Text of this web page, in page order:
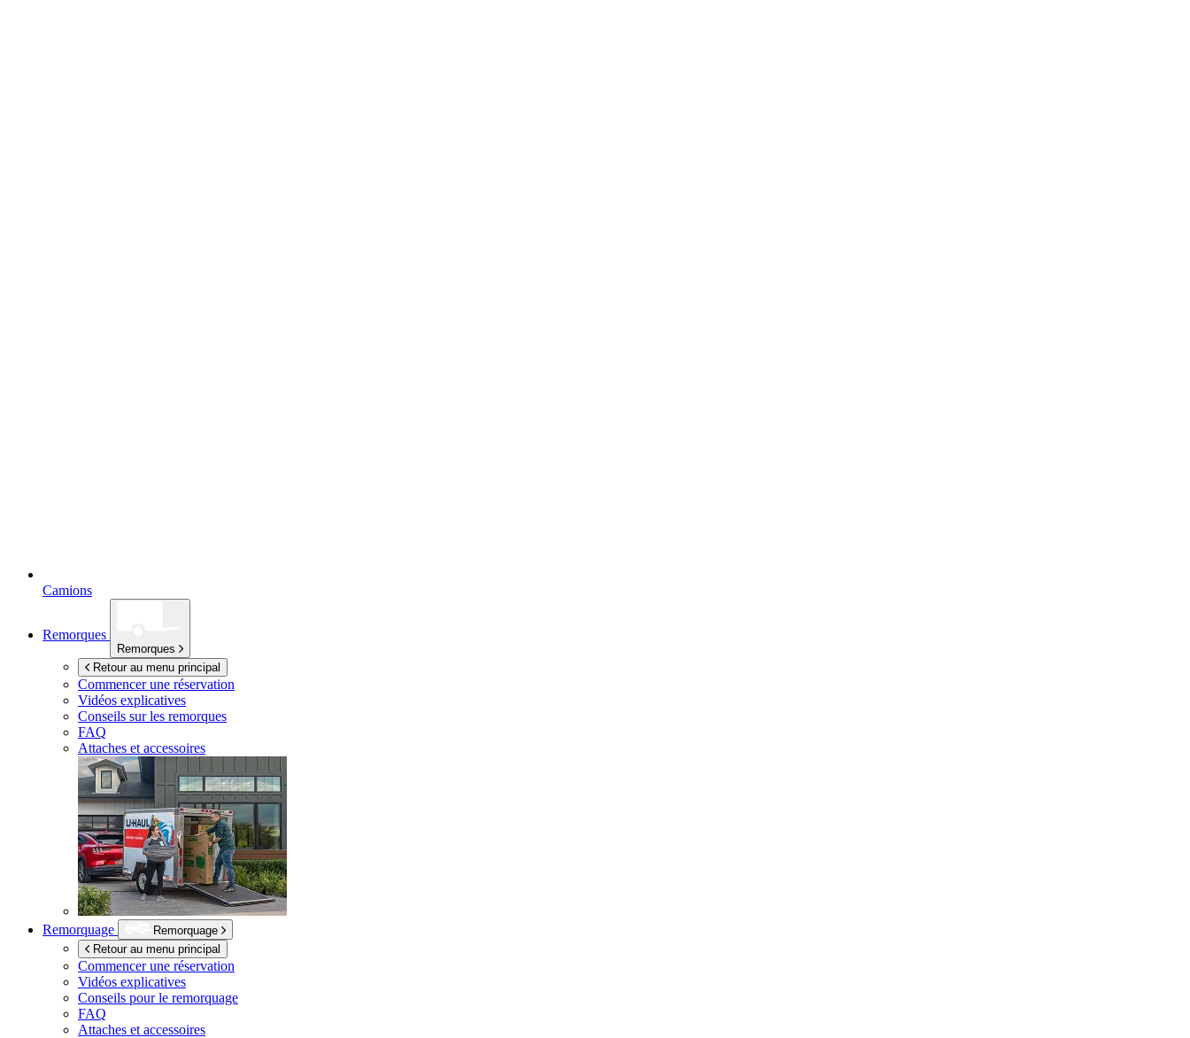
Camions
Remorques
Remorques
Retour au menu principal
Commencer une réservation
Vidéos explicatives
Conseils sur les remorques
FAQ
Attaches et accessoires
Remorquage
Remorquage
Retour au menu principal
Commencer une réservation
Vidéos explicatives
Conseils pour le remorquage
FAQ
Attaches et accessoires